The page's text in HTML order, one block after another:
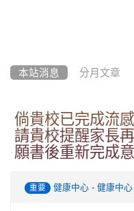
本站消息 分月文章
倘貴校已完成流
請貴校提醒家長
願書後重新完成
重要 健康中心 - 健康中心